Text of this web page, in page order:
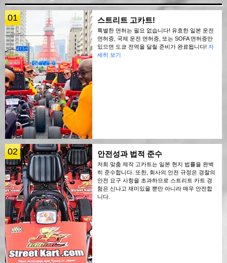
01 스트리트 고카트!
특별한 면허는 필요 없습니다! 유효한 일본 운전
면허증, 국제 운전 면허증, 또는 SOFA 면허증만
있으면 도쿄 전역을 달릴 준비가 완료됩니다! 자
세히 보기
02 안전성과 법적 준수
저희 맞춤 제작 고카트는 일본 현지 법률을 완벽
히 준수합니다. 또한, 회사의 안전 규정은 경찰의
안전 요구 사항을 초과하므로 스트리트 카트 경
험은 신나고 재미있을 뿐만 아니라 매우 안전합
니다.